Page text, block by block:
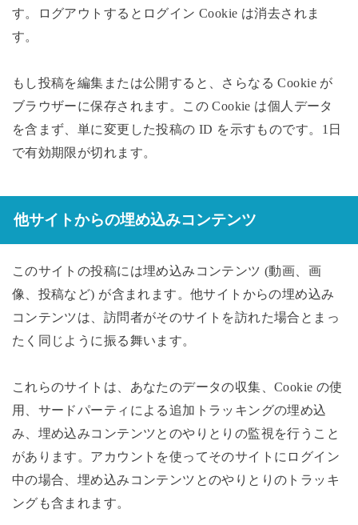
す。ログアウトするとログイン Cookie は消去されま
す。
もし投稿を編集または公開すると、さらなる Cookie が
ブラウザーに保存されます。この Cookie は個人データ
を含まず、単に変更した投稿の ID を示すものです。1日
で有効期限が切れます。
他サイトからの埋め込みコンテンツ
このサイトの投稿には埋め込みコンテンツ (動画、画
像、投稿など) が含まれます。他サイトからの埋め込み
コンテンツは、訪問者がそのサイトを訪れた場合とまっ
たく同じように振る舞います。
これらのサイトは、あなたのデータの収集、Cookie の使
用、サードパーティによる追加トラッキングの埋め込
み、埋め込みコンテンツとのやりとりの監視を行うこと
があります。アカウントを使ってそのサイトにログイン
中の場合、埋め込みコンテンツとのやりとりのトラッキ
ングも含まれます。